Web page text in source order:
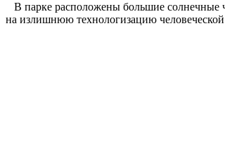
В парке расположены большие солнечные
на излишнюю технологизацию